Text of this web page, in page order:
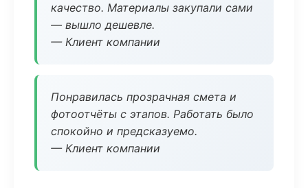
качество. Материалы закупали сами
— вышло дешевле.
— Клиент компании
Понравилась прозрачная смета и
фотоотчёты с этапов. Работать было
спокойно и предсказуемо.
— Клиент компании